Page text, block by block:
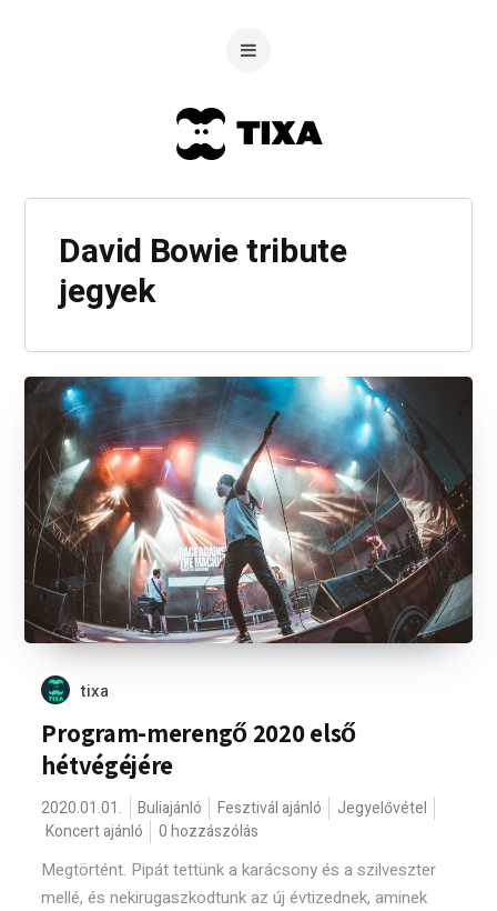
David Bowie tribute
jegyek
tixa
Program-merengő 2020 első
hétvégéjére
2020.01.01. Buliajánló Fesztivál ajánló
Jegyelővétel
Koncert ajánló
0 hozzászólás
Megtörtént. Pipát tettünk a karácsony és a szilveszter
mellé, és nekirugaszkodtunk az új évtizednek, aminek